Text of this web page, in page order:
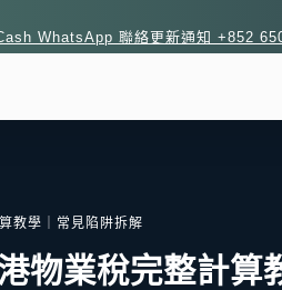
WhatsApp 聯絡更新通知 +852
教學｜常見陷阱拆解
物業稅完整計算